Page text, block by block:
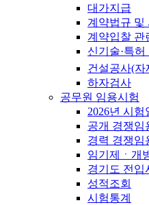
대가지급
계약법규 및
계약입찰 관
신기술·특
건설공사(
하자검사
공무원 임용시험
2026년 시험
공개 경쟁임
경력 경쟁임
임기제ㆍ개
경기도 전입
성적조회
시험통계